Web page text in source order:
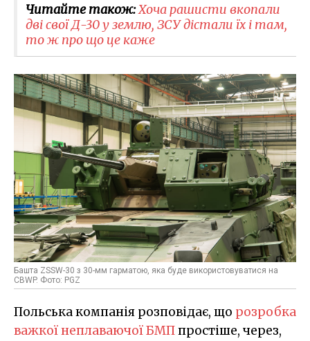
Читайте також:Хоча рашисти вкопали
дві свої Д-30 у землю, ЗСУ дістали їх і там,
то ж про що це каже
Башта ZSSW-30 з 30-мм гарматою, яка буде використовуватися на
CBWP. Фото: PGZ
Польська компанія розповідає, що розробка
важкої неплаваючої БМПпростіше, через,